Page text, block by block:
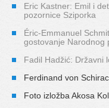
Eric Kastner: Emil i
pozornice Sziporka
Éric-Emmanuel
gostovanje Narodnog
Fadil Hadžić: Državni
Ferdinand von
Foto izložba Akosa